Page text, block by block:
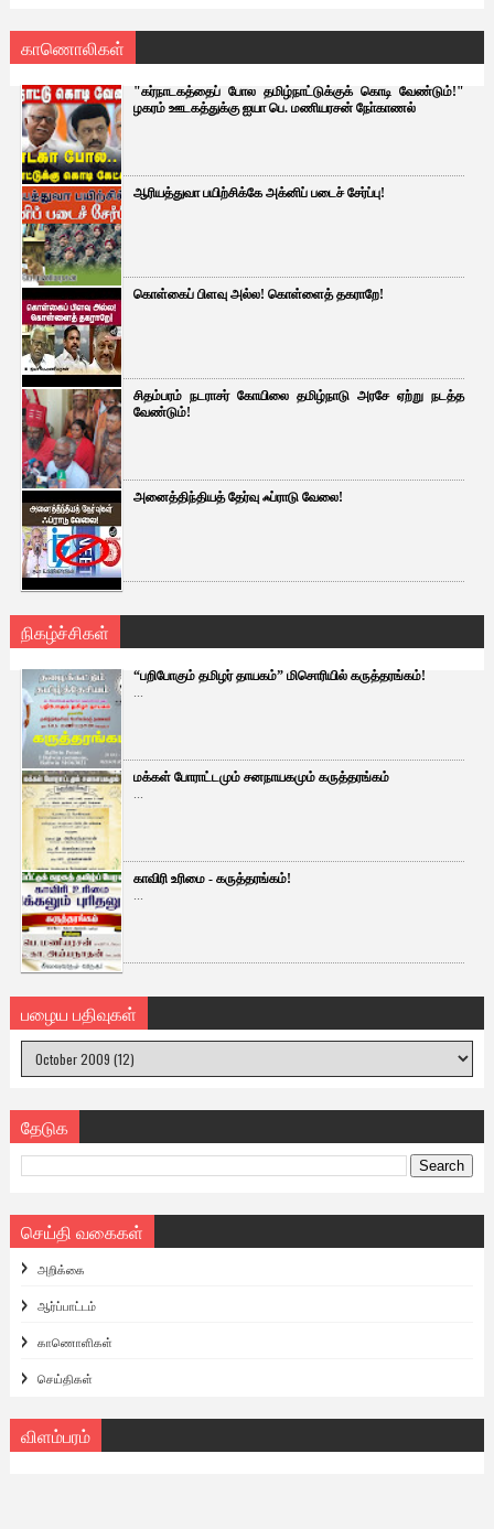
காணொலிகள்
"கர்நாடகத்தைப் போல தமிழ்நாட்டுக்குக் கொடி வேண்டும்!"
ழகரம் ஊடகத்துக்கு ஐயா பெ. மணியரசன் நோ்காணல்
ஆரியத்துவா பயிற்சிக்கே அக்னிப் படைச் சேர்ப்பு!
கொள்கைப் பிளவு அல்ல! கொள்ளைத் தகராறே!
சிதம்பரம் நடராசர் கோயிலை தமிழ்நாடு அரசே ஏற்று நடத்த
வேண்டும்!
அனைத்திந்தியத் தேர்வு ஃப்ராடு வேலை!
நிகழ்ச்சிகள்
“பறிபோகும் தமிழர் தாயகம்” மிசொரியில் கருத்தரங்கம்!
...
மக்கள் போராட்டமும் சனநாயகமும் கருத்தரங்கம்
...
காவிரி உரிமை - கருத்தரங்கம்!
...
பழைய பதிவுகள்
தேடுக
செய்தி வகைகள்
அறிக்கை
ஆர்ப்பாட்டம்
காணொளிகள்
செய்திகள்
விளம்பரம்